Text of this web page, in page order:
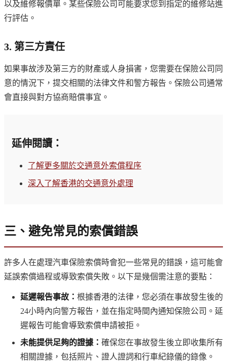
以及維修報價單。某些保險公司可能要求您到指定的維修站進
行評估。
3. 第三方責任
如果事故涉及第三方的財產或人身損害，您需要在保險公司同
意的情況下，提交相關的法律文件和警方報告。保險公司通常
會直接與對方協商賠償事宜。
延伸閱讀：
了解更多關於交通意外索償程序
深入了解香港的交通意外處理
三、避免常見的索償錯誤
許多人在處理汽車保險索償時會犯一些常見的錯誤，這可能會
延誤索償過程或導致索償失敗。以下是幾個需注意的要點：
延遲報告事故： 根據香港的法律，您必須在事故發生後的
24小時內向警方報告，並在指定時間內通知保險公司。延
遲報告可能會導致索償申請被拒。
未能提供足夠的證據： 確保您在事故發生後立即收集所有
相關證據，包括照片、證人證詞和行車紀錄儀的錄像。